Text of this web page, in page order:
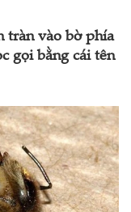
tràn vào bờ phía
gọi bằng cái tên